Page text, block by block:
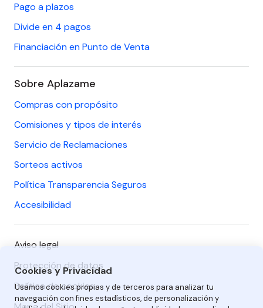
Pago a plazos
Divide en 4 pagos
Financiación en Punto de Venta
Sobre Aplazame
Compras con propósito
Comisiones y tipos de interés
Servicio de Reclamaciones
Sorteos activos
Política Transparencia Seguros
Accesibilidad
Aviso legal
Protección de datos
Política de cookies
Cookies y Privacidad
Usamos cookies propias y de terceros para analizar tu
navegación con fines estadísticos, de personalización y